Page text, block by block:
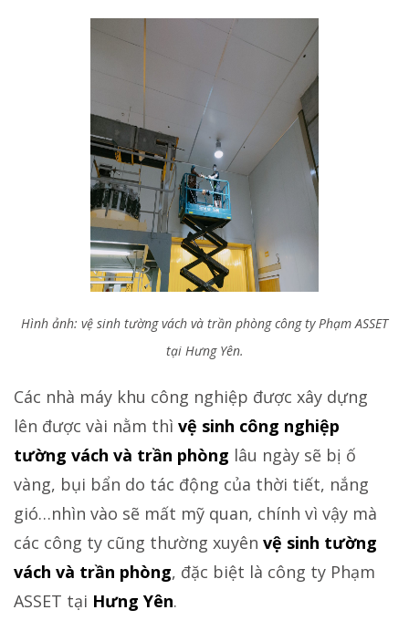
Hình ảnh: vệ sinh tường vách và trần phòng công ty Phạm ASSET
tại Hưng Yên.
Các nhà máy khu công nghiệp được xây dựng
lên được vài nằm thì vệ sinh công nghiệp
tường vách và trần phòng lâu ngày sẽ bị ố
vàng, bụi bẩn do tác động của thời tiết, nắng
gió…nhìn vào sẽ mất mỹ quan, chính vì vậy mà
các công ty cũng thường xuyên vệ sinh tường
vách và trần phòng, đặc biệt là công ty Phạm
ASSET tại Hưng Yên.